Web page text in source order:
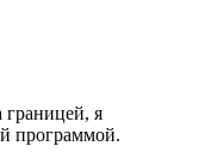
границей, я
программой.